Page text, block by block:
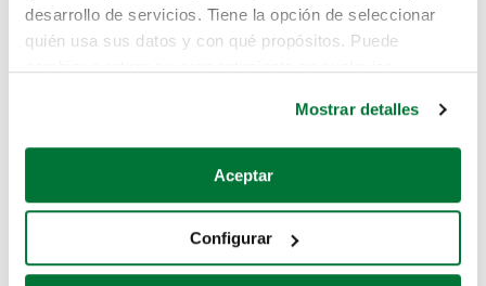
desarrollo de servicios. Tiene la opción de seleccionar
quién usa sus datos y con qué propósitos. Puede
Si lo permite, también quisiéramos:
Recopilar información sobre su ubicación geográfica
Identificar su dispositivo analizándolo activamente
para buscar características específicas (huellas
Mostrar detalles
Aceptar
Configurar
Pero puedes encontrar el coche que estás
buscando en alguno de estos enlaces:
Coches de segunda mano
Coches de km0